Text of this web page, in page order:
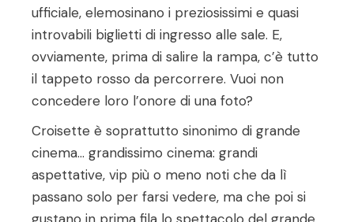
ufficiale, elemosinano i preziosissimi e quasi
introvabili biglietti di ingresso alle sale. E,
ovviamente, prima di salire la rampa, c’è tutto
il tappeto rosso da percorrere. Vuoi non
concedere loro l’onore di una foto?
Croisette è soprattutto sinonimo di grande
cinema… grandissimo cinema: grandi
aspettative, vip più o meno noti che da lì
passano solo per farsi vedere, ma che poi si